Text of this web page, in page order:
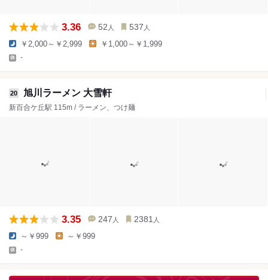
3.36 52 人 537 人
￥2,000～￥2,999 ￥1,000～￥1,999
-
20 旭川ラーメン 大雪軒
新百合ケ丘駅 115m / ラーメン、つけ麺
3.35 247 人 2381 人
～￥999 ～￥999
-